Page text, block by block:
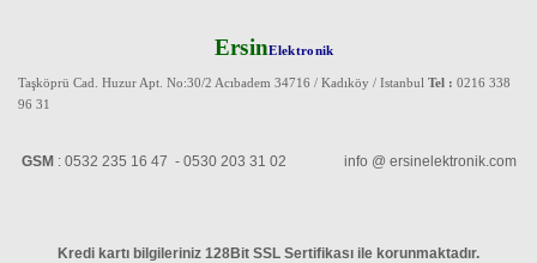
ErsinElektronik
Taşköprü Cad. Huzur Apt. No:30/2 Acıbadem 34716 / Kadıköy / Istanbul Tel : 0216 338
96 31
GSM : 0532 235 16 47 - 0530 203 31 02 info @ ersinelektronik.com
Kredi kartı bilgileriniz 128Bit SSL Sertifikası ile korunmaktadır.